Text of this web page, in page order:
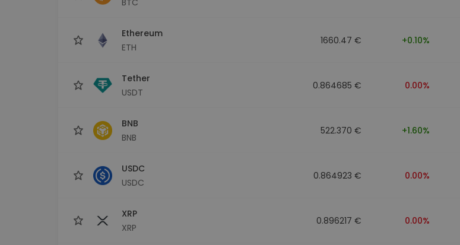
Ethereum
ETH
1660.47 € +0.10%
Tether
USDT
0.864685 € 0.00%
BNB
BNB
522.370 € +1.60%
USDC
USDC
0.864923 € 0.00%
XRP
XRP
0.896217 € 0.00%